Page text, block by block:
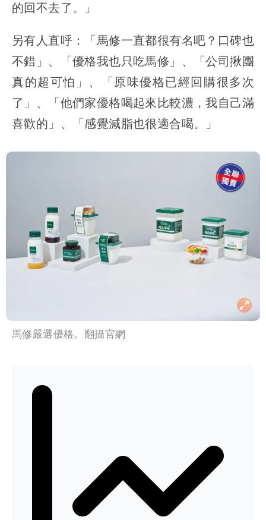
的回不去了。」
另有人直呼：「馬修一直都很有名吧？口碑也
不錯」、「優格我也只吃馬修」、「公司揪團
真的超可怕」、「原味優格已經回購很多次
了」、「他們家優格喝起來比較濃，我自己滿
喜歡的」、「感覺減脂也很適合喝。」
馬修嚴選優格。翻攝官網